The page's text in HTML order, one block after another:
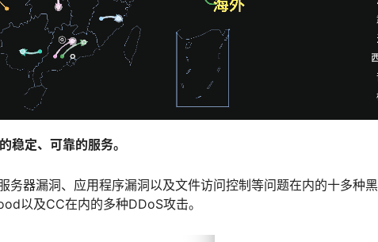
稳定、可靠的服务。
务器漏洞、应用程序漏洞以及文件访问控制等问题在内的十多种
以及CC在内的多种DDoS攻击。